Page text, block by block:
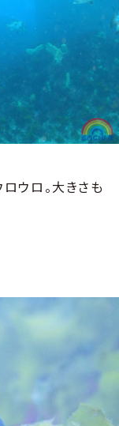
ウロ。大きさも